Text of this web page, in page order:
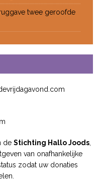
twee geroofde
de Stichting Hallo Joods
van onafhankelijke
zodat uw donaties